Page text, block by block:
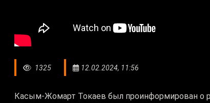
1325 12.02.2024, 11:56
Касым-Жомарт Токаев был проинформирован о